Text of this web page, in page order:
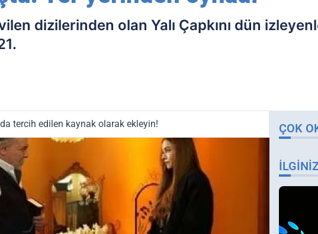
dizilerinden olan Yalı Çapkını dün
tercih edilen kaynak olarak ekleyin! ÇOK